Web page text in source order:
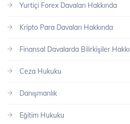
Yurtiçi Forex Davaları Hakkında
Kripto Para Davaları Hakkında
Finansal Davalarda Bilirkişiler
Ceza Hukuku
Danışmanlık
Eğitim Hukuku